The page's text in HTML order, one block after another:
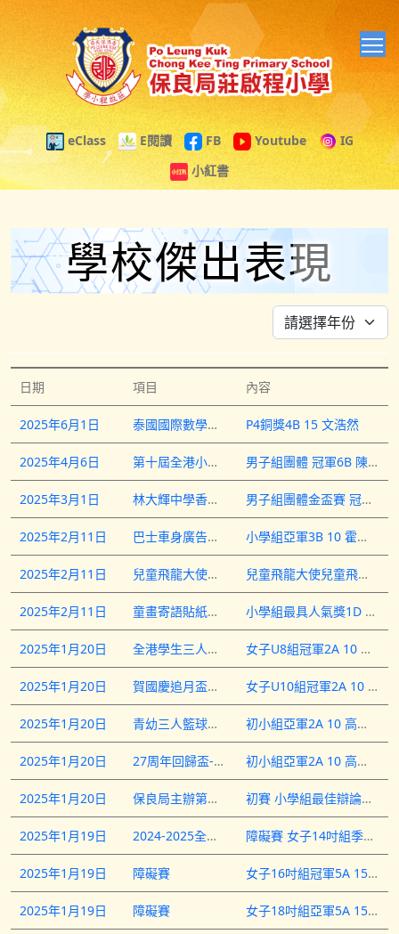
eClass E閱讀 FB Youtube
IG
小紅書
學校傑出表現
日期 項目 內容
2025年6月1日 泰國國際數學競賽初賽 2024 - 2025(香港賽區) P4銅獎4B 15 文浩然
2025年4月6日 第十屆全港小學區際乒乓球比賽2024-2025 男子組團體 冠軍6B 陳暐喬
2025年3月1日 林大輝中學香港小學乒乓球邀請賽 2025 男子組團體金盃賽 冠軍5A 劉子駿5B 梁承熙5B 沈帅臣5D 陳鉦嵐6B 陳暐喬女子組團體銀碟賽 季軍4B 萬庭希4B 藍湋鈊5B 方樂涵5B 施芊妤
2025年2月11日 巴士車身廣告設計比賽 小學組亞軍3B 10 霍易思&nbsp;小學組優異獎3B 6 張懷瑾3B 7 張懷蔚3B 16 黎芷呈3B 22 彭乙晴3B 25 童煒晴3B 27 楊肇廷4B 1 陳建霖5B 13 劉芷宜
2025年2月11日 兒童飛龍大使選舉2024 兒童飛龍大使兒童飛龍大使6A 21 徐懿
2025年2月11日 童畫寄語貼紙設計大賽 小學組最具人氣獎1D 22 黃栩澄
2025年1月20日 全港學生三人籃球賽2024 女子U8組冠軍2A 10 高梓翹
2025年1月20日 賀國慶追月盃三人籃球賽2024 女子U10組冠軍2A 10 高梓翹
2025年1月20日 青幼三人籃球挑戰賽2024 初小組亞軍2A 10 高梓翹
2025年1月20日 27周年回歸盃-三人籃球挑戰賽 初小組亞軍2A 10 高梓翹
2025年1月20日 保良局主辦第十五屆全港小學校際辯論賽 初賽 小學組最佳辯論員6A 4 張皓珽
2025年1月19日 2024-2025全港單輪車賽 障礙賽 女子14吋組季軍障礙賽 女子16吋組殿軍3B 6 張懷瑾&nbsp;障礙賽 女子14吋組亞軍障礙賽 女子16吋組季軍30米競速賽 女子14吋組季軍30米競速賽 女子16吋組殿軍3B 7 張懷蔚&nbsp;障礙賽 女子20吋組冠軍6A 15 鄧韻芮
2025年1月19日 障礙賽 女子16吋組冠軍5A 15 李思恩
2025年1月19日 障礙賽 女子18吋組亞軍5A 15 李思恩